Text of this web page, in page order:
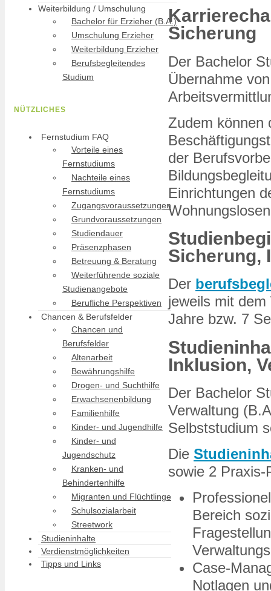
Sicherung
Der Bachelor
Übernahme
Zudem können
der
Einrichtungen
Sicherung,
Der
jeweils mit
Jahre bzw. 7
Inklusion,
Der Bachelor
Verwaltung
Selbststudium
Die
sowie 2
Bereich
Case-
Notlagen
Weiterbildung / Umschulung
Bachelor für Erzieher (B.A.)
Umschulung Erzieher
Weiterbildung Erzieher
Berufsbegleitendes
Studium
NÜTZLICHES
Fernstudium FAQ
Vorteile eines
Fernstudiums
Nachteile eines
Fernstudiums
Zugangsvoraussetzungen
Grundvoraussetzungen
Studiendauer
Präsenzphasen
Betreuung & Beratung
Weiterführende soziale
Studienangebote
Berufliche Perspektiven
Chancen & Berufsfelder
Chancen und
Berufsfelder
Altenarbeit
Bewährungshilfe
Drogen- und Suchthilfe
Erwachsenenbildung
Familienhilfe
Kinder- und Jugendhilfe
Kinder- und
Jugendschutz
Kranken- und
Behindertenhilfe
Migranten und Flüchtlinge
Schulsozialarbeit
Streetwork
Studieninhalte
Verdienstmöglichkeiten
Tipps und Links